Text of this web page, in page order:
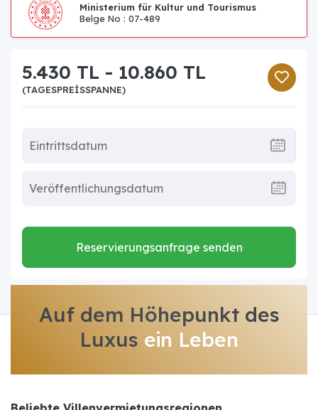
Ministerium für Kultur und Tourismus
Belge No : 07-489
5.430 TL - 10.860 TL
(TAGESPREISSPANNE)
Reservierungsanfrage senden
Auf dem Höhepunkt des
Luxus ein Leben